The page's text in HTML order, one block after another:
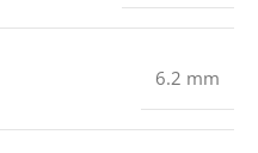
6.2 mm